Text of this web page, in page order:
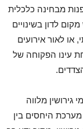
מבחינה כלכלית
לדון בשינויים
או לאור אירועים
עינו הפקוחה של
גירושין מלווה
מערכת היחסים בין